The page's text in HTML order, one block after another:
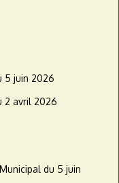
5 juin 2026
2 avril 2026
du 5 juin